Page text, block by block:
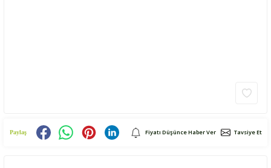
Paylaş Fiyatı Düşünce Haber Ver Tavsiye Et